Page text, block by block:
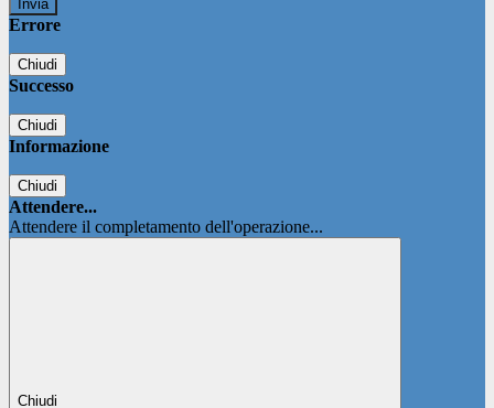
Errore
Chiudi
Successo
Chiudi
Informazione
Chiudi
Attendere...
Attendere il completamento dell'operazione...
Chiudi